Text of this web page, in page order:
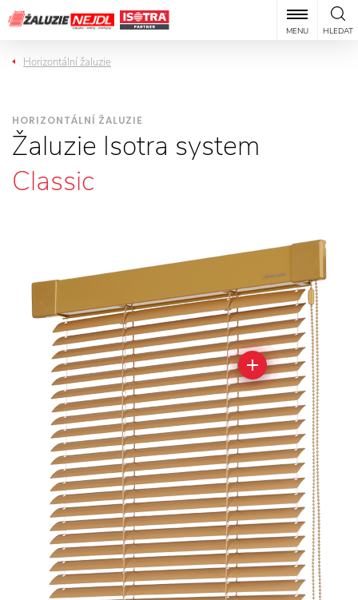
HLEDAT
MENU
Horizontální žaluzie
HORIZONTÁLNÍ ŽALUZIE
Žaluzie Isotra system
Classic